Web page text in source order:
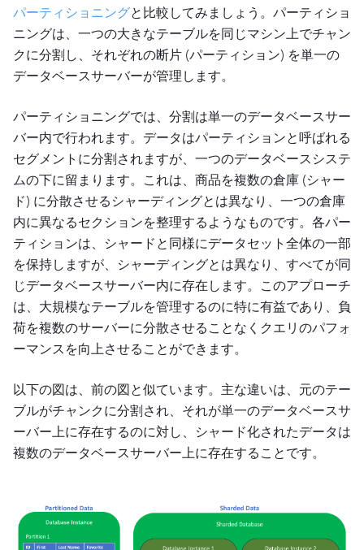
パーティショニングと比較してみましょう。パーティショ
ニングは、一つの大きなテーブルを同じマシン上でチャン
クに分割し、それぞれの断片 (パーティション) を単一の
データベースサーバーが管理します。
パーティショニングでは、分割は単一のデータベースサー
バー内で行われます。データはパーティションと呼ばれる
セグメントに分割されますが、一つのデータベースシステ
ムの下に留まります。これは、商品を複数の倉庫 (シャー
ド) に分散させるシャーディングとは異なり、一つの倉庫
内に異なるセクションを整理するようなものです。各パー
ティションは、シャードと同様にデータセット全体の一部
を保持しますが、シャーディングとは異なり、すべてが同
じデータベースサーバー内に存在します。このアプローチ
は、大規模なテーブルを管理するのに特に有益であり、負
荷を複数のサーバーに分散させることなくクエリのパフォ
ーマンスを向上させることができます。
以下の図は、前の図と似ています。主な違いは、元のテー
ブルがチャンクに分割され、それが単一のデータベースサ
ーバー上に存在するのに対し、シャード化されたデータは
複数のデータベースサーバー上に存在することです。